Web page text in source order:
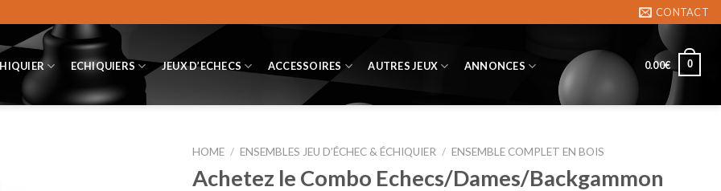
CONTACT
ECHIQUIERS JEUX D’ECHECS ACCESSOIRES AUTRES JEUX ANNONCES 0.00€ 0
HOME / ENSEMBLES JEU D’ÉCHEC & ÉCHIQUIER / ENSEMBLE COMPLET EN BOIS
Achetez le Combo Echecs/Dames/Backgammon